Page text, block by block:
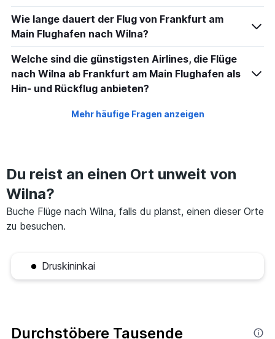
Wie lange dauert der Flug von Frankfurt am
Main Flughafen nach Wilna?
Welche sind die günstigsten Airlines, die Flüge
nach Wilna ab Frankfurt am Main Flughafen als
Hin- und Rückflug anbieten?
Mehr häufige Fragen anzeigen
Du reist an einen Ort unweit von
Wilna?
Buche Flüge nach Wilna, falls du planst, einen dieser Orte
zu besuchen.
Druskininkai
Durchstöbere Tausende